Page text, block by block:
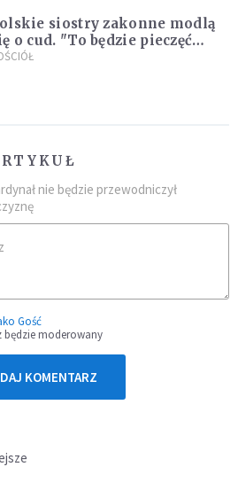
siostry zakonne modlą
o cud. "To będzie pieczęć
Boga dla naszej wiary"
nie będzie przewodniczył
Gość
moderowany
KOMENTARZ